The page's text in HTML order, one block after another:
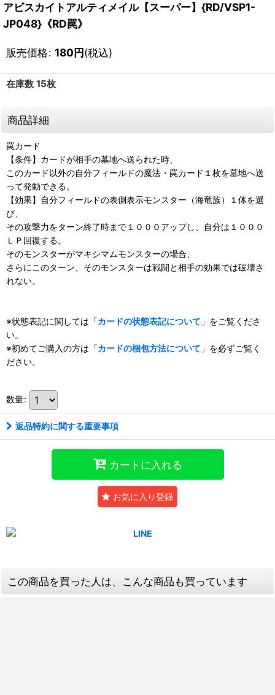
アビスカイトアルティメイル【スーパー】{RD/VSP1-
JP048}《RD罠》
販売価格: 180円(税込)
在庫数 15枚
商品詳細
罠カード
【条件】カードが相手の墓地へ送られた時、
このカード以外の自分フィールドの魔法・罠カード１枚を墓地へ送
って発動できる。
【効果】自分フィールドの表側表示モンスター（海竜族）１体を選
び、
その攻撃力をターン終了時まで１０００アップし、自分は１０００
ＬＰ回復する。
そのモンスターがマキシマムモンスターの場合、
さらにこのターン、そのモンスターは戦闘と相手の効果では破壊さ
れない。
※状態表記に関しては「カードの状態表記について 」をご覧くださ
い。
※初めてご購入の方は「カードの梱包方法について 」を必ずご覧く
ださい。
数量:
返品特約に関する重要事項
カートに入れる
お気に入り登録
この商品を買った人は、こんな商品も買っています